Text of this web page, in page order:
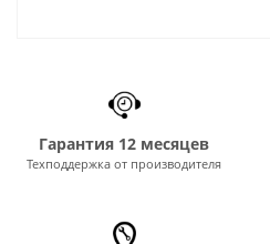
Гарантия 12 месяцев
Техподдержка от производителя